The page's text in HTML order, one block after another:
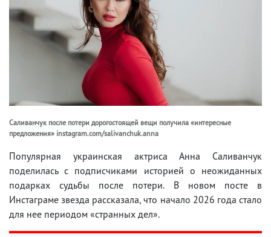
Саливанчук после потери дорогостоящей вещи получила «интересные
предложения» instagram.com/salivanchuk.anna
Популярная украинская актриса Анна Саливанчук
поделилась с подписчиками историей о неожиданных
подарках судьбы после потери. В новом посте в
Инстаграме звезда рассказала, что начало 2026 года стало
для нее периодом «странных дел».